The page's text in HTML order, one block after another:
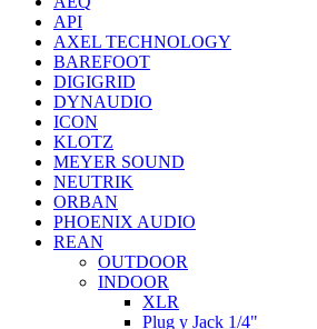
API
AXEL TECHNOLOGY
BAREFOOT
DIGIGRID
DYNAUDIO
ICON
KLOTZ
MEYER SOUND
NEUTRIK
ORBAN
PHOENIX AUDIO
REAN
OUTDOOR
INDOOR
XLR
Plug y Jack 1/4"